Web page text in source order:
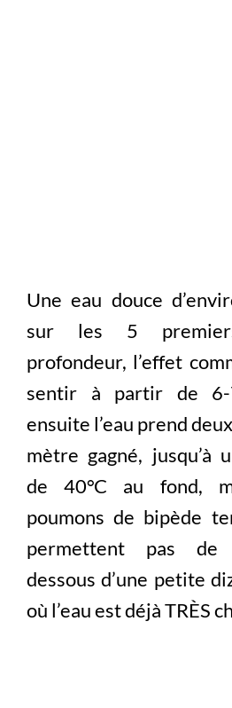
Une eau douce
sur les 5
profondeur, l’effet
sentir à partir de 6-
ensuite l’eau prend
mètre gagné, jusqu’à
de 40°C au fond,
poumons de bipède
permettent pas de
dessous d’une petite
où l’eau est déjà TRÈS